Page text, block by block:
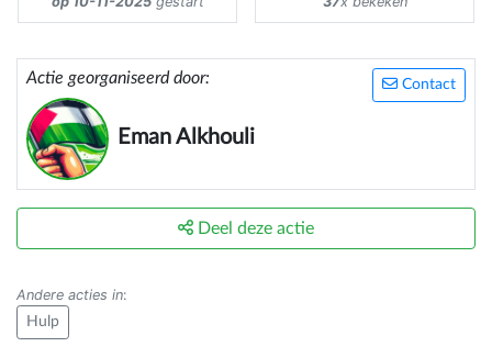
Contact
Actie georganiseerd door:
Eman Alkhouli
Deel deze actie
Andere acties in:
Hulp